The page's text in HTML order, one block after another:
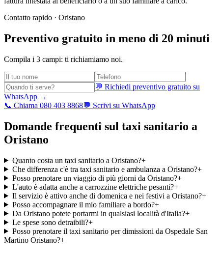
Contatto rapido · Oristano
Preventivo gratuito in meno di 20 minuti
Compila i 3 campi: ti richiamiamo noi.
💬 Richiedi preventivo gratuito su
WhatsApp →
📞 Chiama 080 403 8868💬 Scrivi su WhatsApp
Domande frequenti sul taxi sanitario a
Oristano
Quanto costa un taxi sanitario a Oristano?+
Che differenza c'è tra taxi sanitario e ambulanza a Oristano?+
Posso prenotare un viaggio di più giorni da Oristano?+
L'auto è adatta anche a carrozzine elettriche pesanti?+
Il servizio è attivo anche di domenica e nei festivi a Oristano?+
Posso accompagnare il mio familiare a bordo?+
Da Oristano potete portarmi in qualsiasi località d'Italia?+
Le spese sono detraibili?+
Posso prenotare il taxi sanitario per dimissioni da Ospedale San
Martino Oristano?+